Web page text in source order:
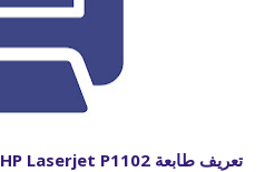
تعريف طابعة HP Laserjet P1102